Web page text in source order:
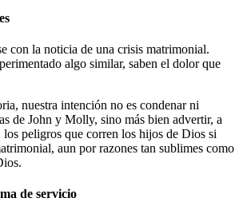
con la noticia de una crisis matrimonial.
algo similar, saben el dolor que
nuestra intención no es condenar ni
de John y Molly, sino más bien advertir, a
los peligros que corren los hijos de Dios si
aun por razones tan sublimes como
de servicio